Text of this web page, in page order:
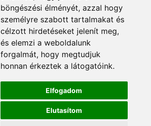
böngészési élményét, azzal hogy
személyre szabott tartalmakat és
célzott hirdetéseket jelenít meg,
és elemzi a weboldalunk
forgalmát, hogy megtudjuk
honnan érkeztek a látogatóink.
Elfogadom
Elutasítom
Elfogadott fizetési módok
Á.SZ.F.
Impresszum
Adatkezelési tájékoztató